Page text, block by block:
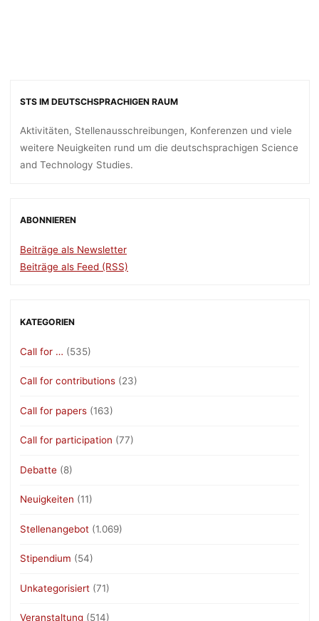
STS IM DEUTSCHSPRACHIGEN RAUM
Aktivitäten, Stellenausschreibungen, Konferenzen und viele
weitere Neuigkeiten rund um die deutschsprachigen Science
and Technology Studies.
ABONNIEREN
Beiträge als Newsletter
Beiträge als Feed (RSS)
KATEGORIEN
Call for … (535)
Call for contributions (23)
Call for papers (163)
Call for participation (77)
Debatte (8)
Neuigkeiten (11)
Stellenangebot (1.069)
Stipendium (54)
Unkategorisiert (71)
Veranstaltung (514)